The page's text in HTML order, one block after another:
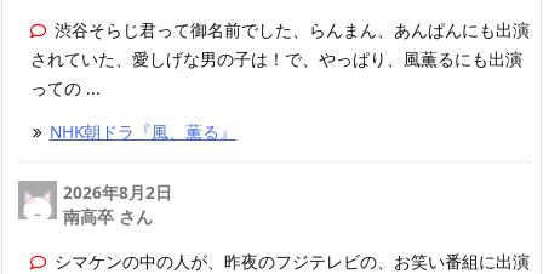
渋谷そらじ君って御名前でした、らんまん、あんぱんにも出演
されていた、愛しげな男の子は！で、やっぱり、風薫るにも出演
っての ...
NHK朝ドラ『風、薫る』
2026年8月2日
南高卒 さん
シマケンの中の人が、昨夜のフジテレビの、お笑い番組に出演